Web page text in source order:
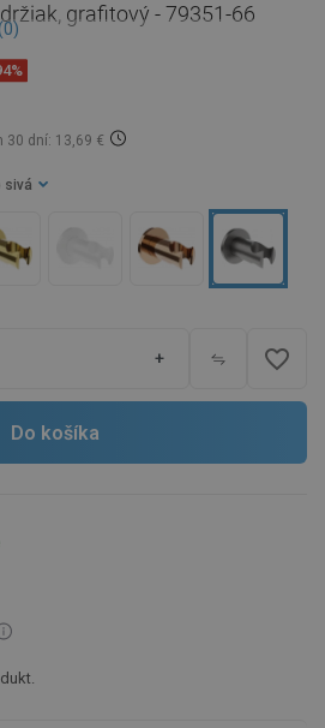
grafitový - 79351-66
(0)
30 dní: 13,69 €
sivá
+ favorite_border
Do košíka